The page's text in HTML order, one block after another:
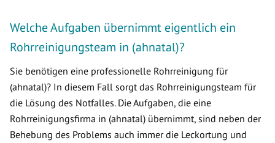
Welche Aufgaben übernimmt eigentlich ein
Rohrreinigungsteam in (ahnatal)?
Sie benötigen eine professionelle Rohrreinigung für
(ahnatal)? In diesem Fall sorgt das Rohrreinigungsteam für
die Lösung des Notfalles. Die Aufgaben, die eine
Rohrreinigungsfirma in (ahnatal) übernimmt, sind neben der
Behebung des Problems auch immer die Leckortung und